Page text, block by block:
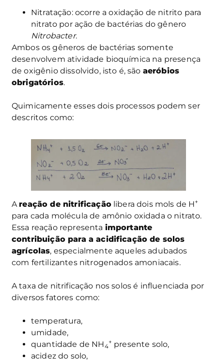
Nitratação: ocorre a oxidação de nitrito para
nitrato por ação de bactérias do gênero
Nitrobacter.
Ambos os gêneros de bactérias somente
desenvolvem atividade bioquímica na presença
de oxigênio dissolvido, isto é, são aeróbios
obrigatórios.
Quimicamente esses dois processos podem ser
descritos como:
A reação de nitrificaçãolibera dois mols de H+
para cada molécula de amônio oxidada o nitrato.
Essa reação representa importante
contribuição para a acidificação de solos
agrícolas, especialmente aqueles adubados
com fertilizantes nitrogenados amoniacais.
A taxa de nitrificação nos solos é influenciada por
diversos fatores como:
temperatura,
umidade,
quantidade de NH4
+ presente solo,
acidez do solo,